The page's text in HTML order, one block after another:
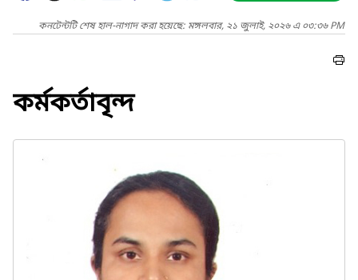
কনটেন্টটি শেষ হাল-নাগাদ করা হয়েছে: মঙ্গলবার, ২১ জুলাই, ২০২৬ এ ০৩:৩৬ PM
কর্মকর্তাবৃন্দ